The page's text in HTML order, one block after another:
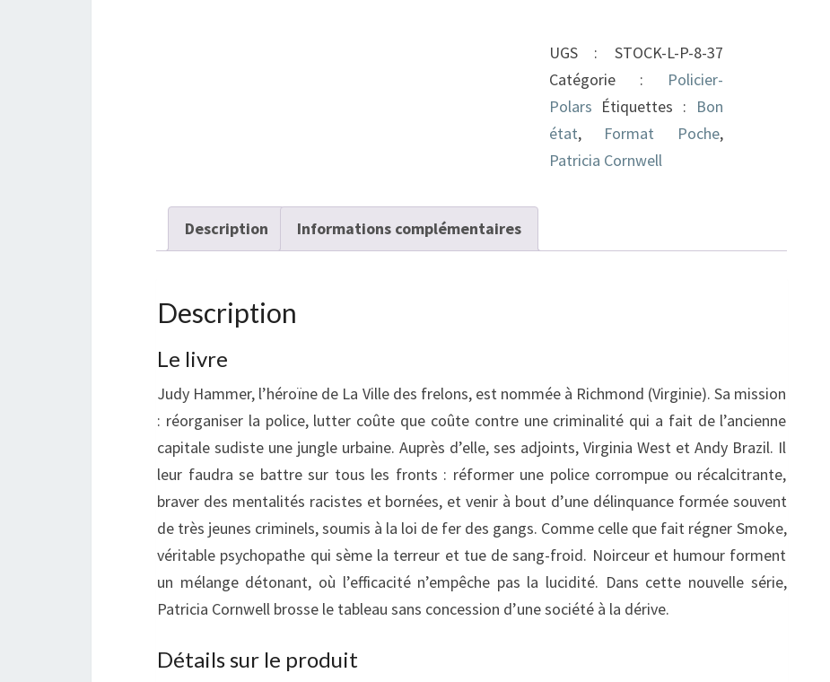
du
sud
UGS : STOCK-L-P-8-37
Catégorie :
Policier-
Polars Étiquettes :
Bon
état, Format Poche,
Patricia Cornwell
Description Informations complémentaires
Description
Le livre
Judy Hammer, l’héroïne de La Ville des frelons, est nommée à Richmond (Virginie). Sa mission
: réorganiser la police, lutter coûte que coûte contre une criminalité qui a fait de l’ancienne
capitale sudiste une jungle urbaine. Auprès d’elle, ses adjoints, Virginia West et Andy Brazil. Il
leur faudra se battre sur tous les fronts : réformer une police corrompue ou récalcitrante,
braver des mentalités racistes et bornées, et venir à bout d’une délinquance formée souvent
de très jeunes criminels, soumis à la loi de fer des gangs. Comme celle que fait régner Smoke,
véritable psychopathe qui sème la terreur et tue de sang-froid. Noirceur et humour forment
un mélange détonant, où l’efficacité n’empêche pas la lucidité. Dans cette nouvelle série,
Patricia Cornwell brosse le tableau sans concession d’une société à la dérive.
Détails sur le produit